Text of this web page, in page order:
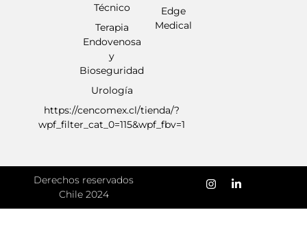
Técnico
Terapia
Endovenosa
y
Bioseguridad
Urología
https://cencomex.cl/tienda/?
wpf_filter_cat_0=115&wpf_fbv=1
Edge
Medical
Derechos reservados
Chile 2024